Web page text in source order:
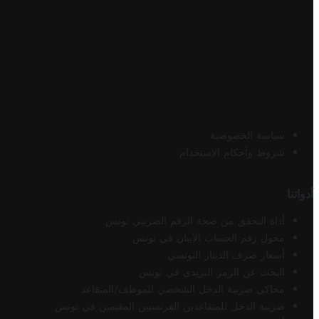
سياسة الخصوصية
شروط وأحكام الاستخدام
أدواتنا
أداة التحقق من صحة الرقم الضريبي تونس
محول رقم الحساب الآيبان في تونس
أسعار صرف الدينار التونسي
البحث عن الرمز البريدي في تونس
محاكي ضريبة الدخل الشخصي للموظف/المتقاعد
ضريبة الدخل للمتقاعدين الفرنسيين المقيمين في تونس